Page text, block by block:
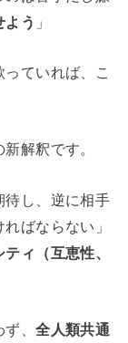
う 」
ていれば、こ
解釈です。
し、逆に相手
ばならない」
ィ（互恵性、
ず、全人類共通